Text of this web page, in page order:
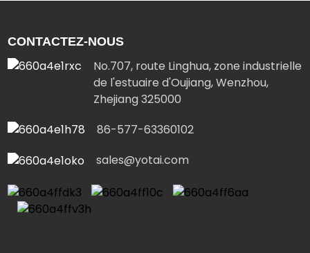
CONTACTEZ-NOUS
No.707, route Linghua, zone industrielle
de l'estuaire d'Oujiang, Wenzhou,
Zhejiang 325000
86-577-63360102
sales@yotai.com